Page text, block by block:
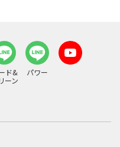
ド&
ーン
パワー